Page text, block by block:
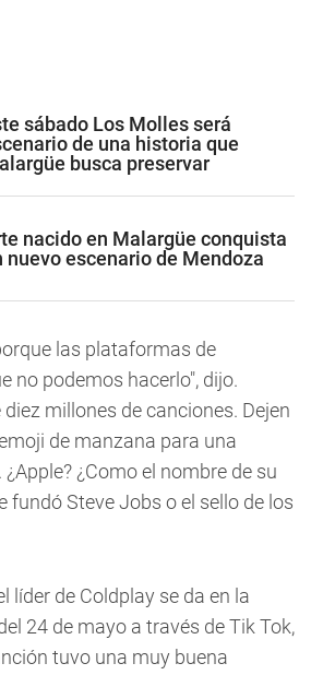
sábado Los Molles será
de una historia que
busca preservar
nacido en Malargüe conquista
nuevo escenario de Mendoza
las plataformas de
no podemos hacerlo", dijo.
millones de canciones. Dejen
de manzana para una
¿Como el nombre de su
fundó Steve Jobs o el sello de los
líder de Coldplay se da en la
24 de mayo a través de Tik Tok,
tuvo una muy buena